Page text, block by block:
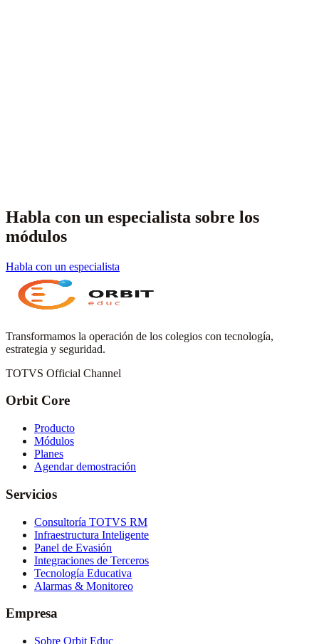
Habla con un especialista sobre los
módulos
Habla con un especialista
Transformamos la operación de los colegios con tecnología,
estrategia y seguridad.
TOTVS Official Channel
Orbit Core
Producto
Módulos
Planes
Agendar demostración
Servicios
Consultoría TOTVS RM
Infraestructura Inteligente
Panel de Evasión
Integraciones de Terceros
Tecnología Educativa
Alarmas & Monitoreo
Empresa
Sobre Orbit Educ